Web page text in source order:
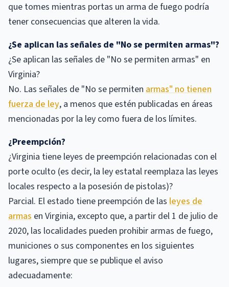
que tomes mientras portas un arma de fuego podría
tener consecuencias que alteren la vida.
¿Se aplican las señales de "No se permiten armas"?
¿Se aplican las señales de "No se permiten armas" en
Virginia?
No. Las señales de "No se permiten armas" no tienen
fuerza de ley, a menos que estén publicadas en áreas
mencionadas por la ley como fuera de los límites.
¿Preempción?
¿Virginia tiene leyes de preempción relacionadas con el
porte oculto (es decir, la ley estatal reemplaza las leyes
locales respecto a la posesión de pistolas)?
Parcial. El estado tiene preempción de las leyes de
armas en Virginia, excepto que, a partir del 1 de julio de
2020, las localidades pueden prohibir armas de fuego,
municiones o sus componentes en los siguientes
lugares, siempre que se publique el aviso
adecuadamente: